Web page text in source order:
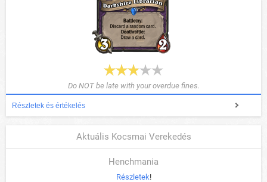
Do NOT be late with your overdue fines.
Részletek és értékelés
Aktuális Kocsmai Verekedés
Henchmania
Részletek!